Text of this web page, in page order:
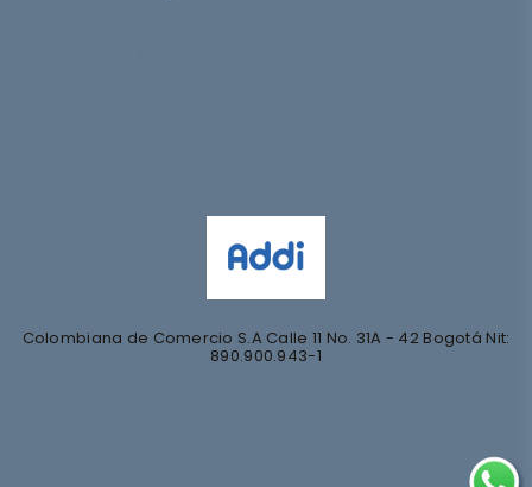
Colombiana de Comercio S.A Calle 11 No. 31A - 42 Bogotá Nit:
890.900.943-1